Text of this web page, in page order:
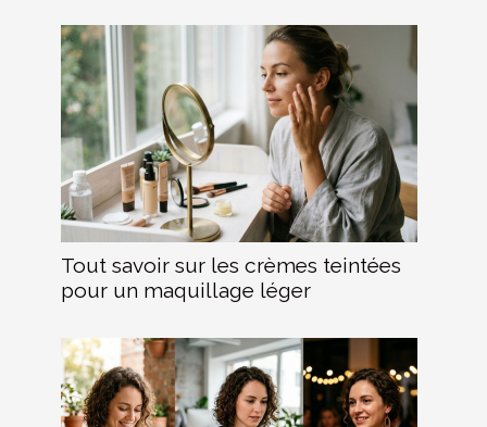
Tout savoir sur les crèmes teintées
pour un maquillage léger